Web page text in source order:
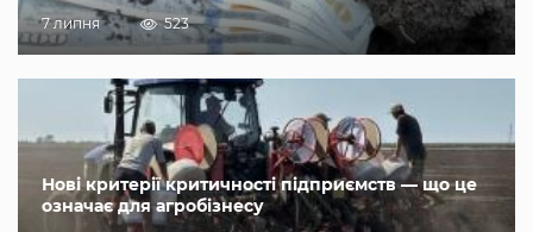
7 липня 523
Нові критерії критичності підприємств — що це
означає для агробізнесу